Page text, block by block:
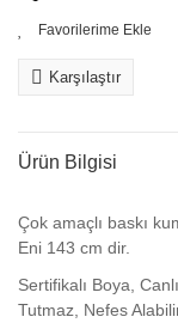
Karşılaştır
Ürün Bilgisi
Çok amaçlı baskı
Eni 143 cm dir.
Sertifikalı Boya,
Tutmaz, Nefes